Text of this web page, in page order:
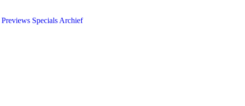
Previews Specials Archief